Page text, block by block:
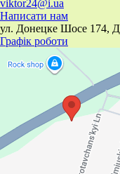
viktor24@i.ua
Написати нам
ул. Донецке Шосе 174,
Графік роботи